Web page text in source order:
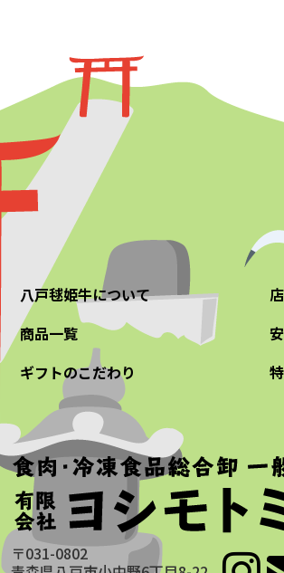
八戸毬姫牛について
商品一覧
ギフトのこだわり
〒031-0802